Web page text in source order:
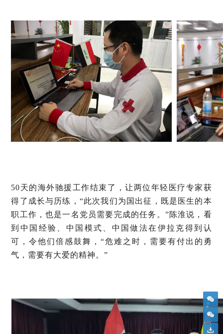
50天的海外驰援工作结束了，让两位年轻医疗专家获
得了成长与历练，“此次我们为国出征，既是医生的本
职工作，也是一名党员需要完成的任务。”陈淮说，看
到中国经验、中国模式、中国做法在伊拉克得到认
可，令他们倍感鼓舞，“危难之时，需要有付出的勇
气，需要有大爱的精神。”